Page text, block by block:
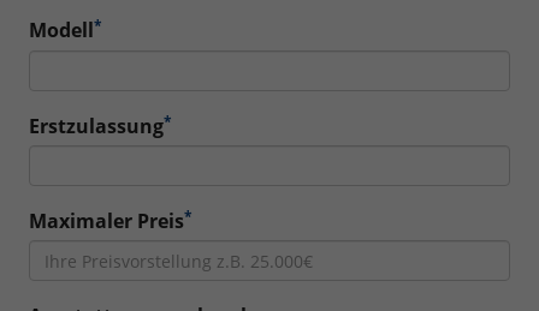
Modell*
Erstzulassung*
Maximaler Preis*